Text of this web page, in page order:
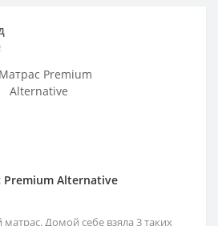
Premium Alternative
Домой себе взяла 3 таких